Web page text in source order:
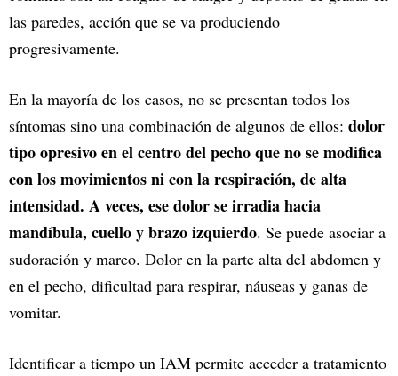
las paredes, acción que se va produciendo
progresivamente.
En la mayoría de los casos, no se presentan todos los
síntomas sino una combinación de algunos de ellos: dolor
tipo opresivo en el centro del pecho que no se modifica
con los movimientos ni con la respiración, de alta
intensidad. A veces, ese dolor se irradia hacia
mandíbula, cuello y brazo izquierdo. Se puede asociar a
sudoración y mareo. Dolor en la parte alta del abdomen y
en el pecho, dificultad para respirar, náuseas y ganas de
vomitar.
Identificar a tiempo un IAM permite acceder a tratamiento